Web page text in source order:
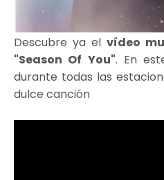
Descubre ya el vídeo
"Season Of You". En
durante todas las
dulce canción